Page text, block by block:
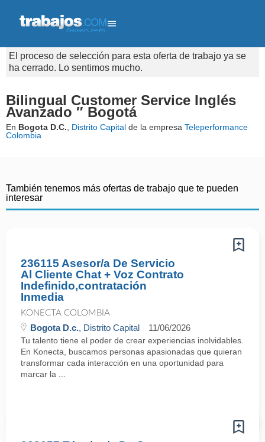
El proceso de selección para esta oferta de trabajo ya se
ha cerrado. Lo sentimos mucho.
Bilingual Customer Service Inglés
Avanzado ″ Bogotá
En Bogota D.C. Distrito Capital de la empresa Teleperformance
Colombia
También tenemos más ofertas de trabajo que te pueden
interesar
236115 Asesor/a De Servicio
Al Cliente Chat + Voz Contrato
Indefinido,contratación
Inmedia
KONECTA COLOMBIA
Bogota D.c., Distrito Capital 11/06/2026
Tu talento tiene el poder de crear experiencias inolvidables.
En Konecta, buscamos personas apasionadas que quieran
transformar cada interacción en una oportunidad para
marcar la ...